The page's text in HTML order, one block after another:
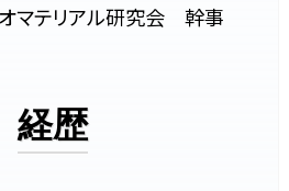
マテリアル研究会 幹事
経歴